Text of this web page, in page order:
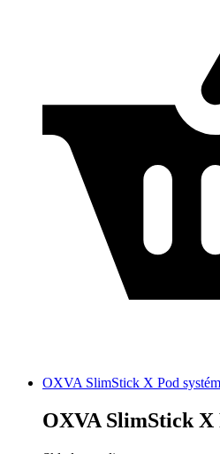
OXVA SlimStick X Pod systém
OXVA SlimStick X